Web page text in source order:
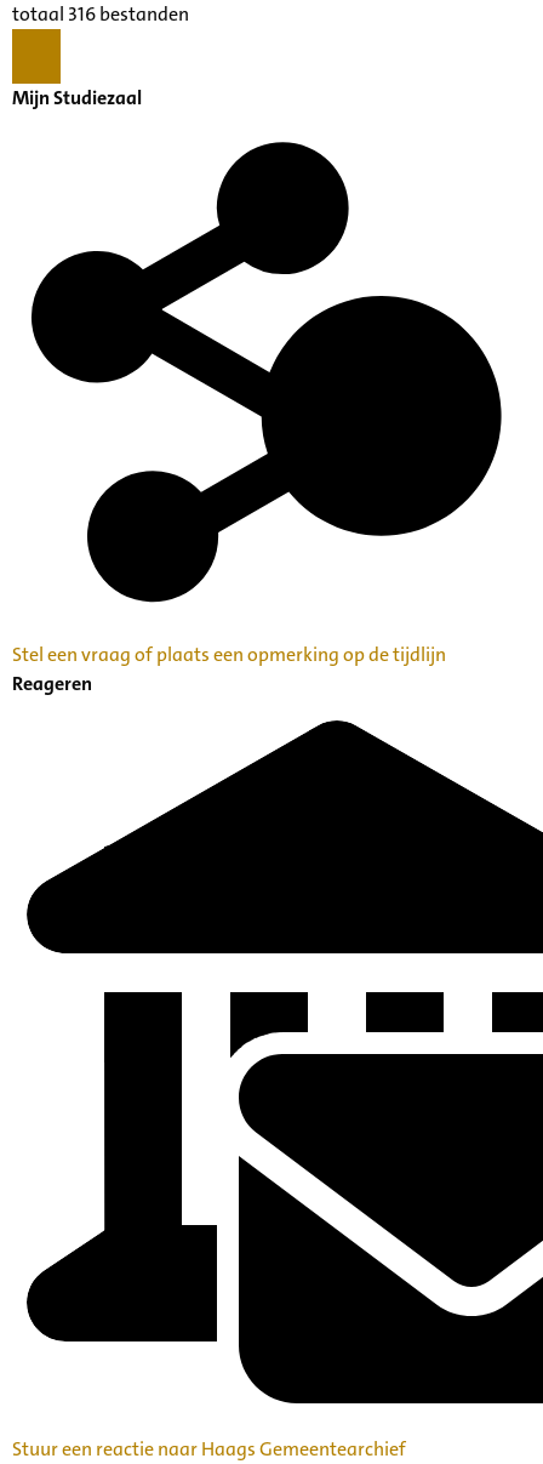
totaal 316 bestanden
Mijn Studiezaal
Stel een vraag of plaats een opmerking op de tijdlijn
Reageren
Stuur een reactie naar Haags Gemeentearchief